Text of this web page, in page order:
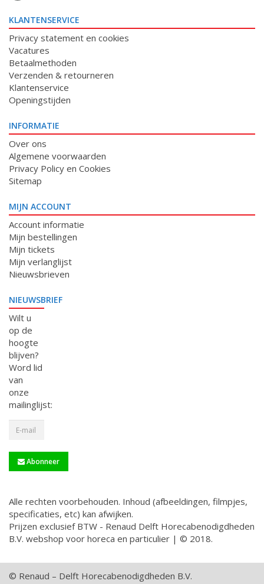
KLANTENSERVICE
Privacy statement en cookies
Vacatures
Betaalmethoden
Verzenden & retourneren
Klantenservice
Openingstijden
INFORMATIE
Over ons
Algemene voorwaarden
Privacy Policy en Cookies
Sitemap
MIJN ACCOUNT
Account informatie
Mijn bestellingen
Mijn tickets
Mijn verlanglijst
Nieuwsbrieven
NIEUWSBRIEF
Wilt u
op de
hoogte
blijven?
Word lid
van
onze
mailinglijst:
Abonneer
Alle rechten voorbehouden. Inhoud (afbeeldingen, filmpjes,
specificaties, etc) kan afwijken.
Prijzen exclusief BTW - Renaud Delft Horecabenodigdheden
B.V. webshop voor horeca en particulier | © 2018.
© Renaud – Delft Horecabenodigdheden B.V.